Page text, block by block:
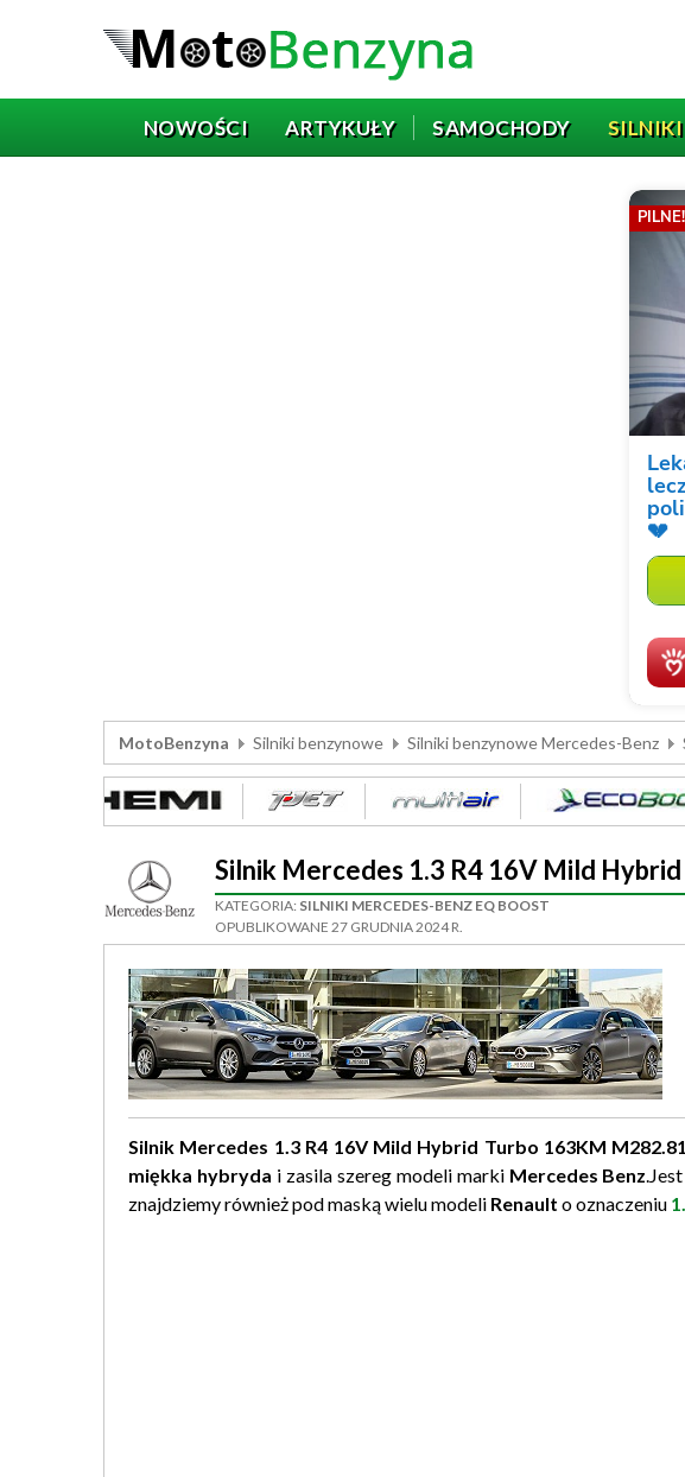
NOWOŚCI ARTYKUŁY SAMOCHODY
MotoBenzyna Silniki benzynowe Silniki benzynowe Mercedes-Benz
Silnik Mercedes 1.3 R4 16V Mild
KATEGORIA: SILNIKI MERCEDES-BENZ EQ BOOST
OPUBLIKOWANE 27 GRUDNIA 2024 R.
Silnik Mercedes 1.3 R4 16V Mild Hybrid Turbo 163KM
miękka hybryda i zasila szereg modeli marki Mercedes Benz
znajdziemy również pod maską wielu modeli Renault o oznaczeniu